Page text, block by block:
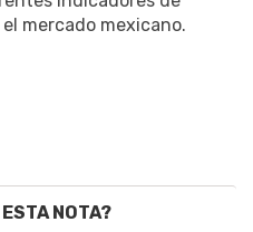
mercado mexicano.
NOTA?